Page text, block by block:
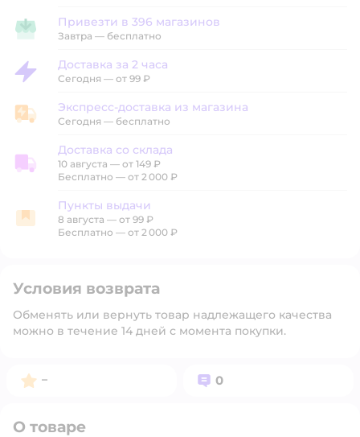
Привезти в магазин
Привезти в 396 магазинов
Завтра — бесплатно
Доставка за 2 часа
Доставка за 2 часа
Сегодня — от 99 ₽
Экспресс-доставка из магазина
Экспресс-доставка из магазина
Сегодня — бесплатно
Доставка со склада
Доставка со склада
10 августа — от 149 ₽
Бесплатно — от 2 000 ₽
Пункты выдачи
Пункты выдачи
8 августа — от 99 ₽
Бесплатно — от 2 000 ₽
Условия возврата
Обменять или вернуть товар надлежащего качества
можно в течение 14 дней с момента покупки.
Рейтинг:
– Вопросов:
0
О товаре